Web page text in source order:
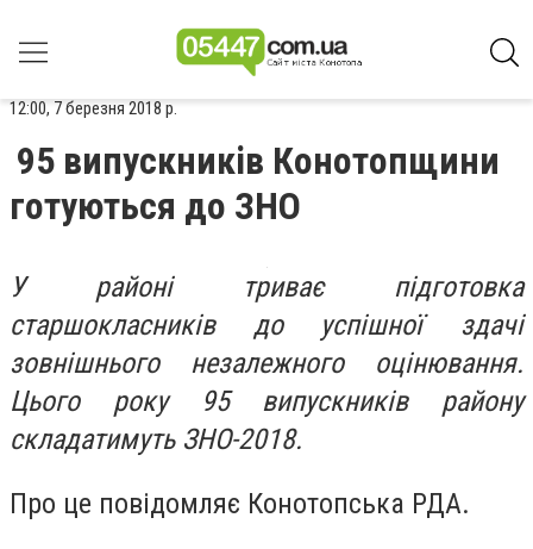
12:00, 7 березня 2018 р.
95 випускників Конотопщини
готуються до ЗНО
У районі триває підготовка
старшокласників до успішної здачі
зовнішнього незалежного оцінювання.
Цього року 95 випускників району
складатимуть ЗНО-2018.
Про це повідомляє Конотопська РДА.